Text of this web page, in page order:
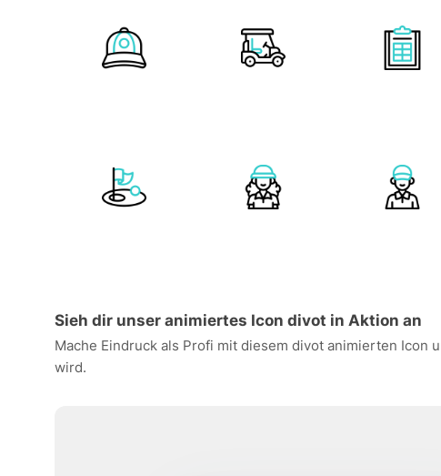
Sieh dir unser animiertes Icon divot in Aktion an
Mache Eindruck als Profi mit diesem divot animierten
wird.